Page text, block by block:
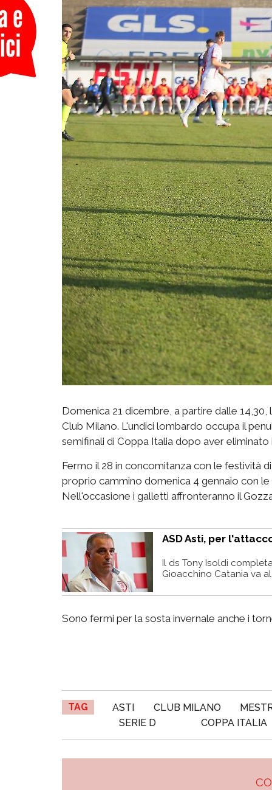
Domenica 21 dicembre, a partire dalle
Club Milano. L'undici lombardo occupa il
semifinali di Coppa Italia dopo aver eliminato
Fermo il 28 in concomitanza con le festività
proprio cammino domenica 4 gennaio con
Nell'occasione i galletti affronteranno il
ASD Asti, per
Il ds Tony Isoldi
Gioacchino Catania va
Sono fermi per la sosta invernale anche i
TAG ASTI CLUB MILANO
SERIE D
COPPA ITALIA